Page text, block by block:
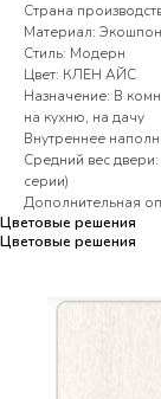
Страна
Материал: Экошпон
Стиль: Модерн
Цвет: КЛЕН АЙС
Назначение: В
на кухню, на дачу
Внутреннее
Средний вес
серии)
Дополнительная
Цветовые решения
Цветовые решения